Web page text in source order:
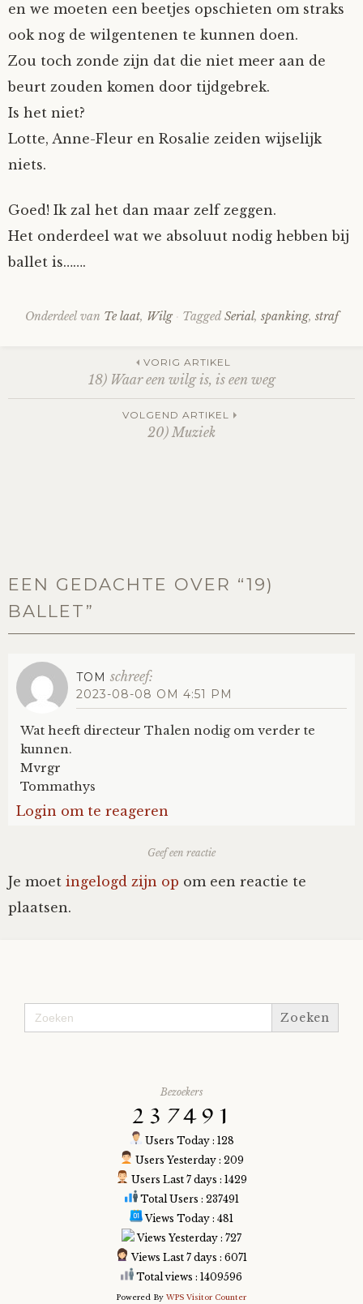
en we moeten een beetjes opschieten om straks
ook nog de wilgentenen te kunnen doen.
Zou toch zonde zijn dat die niet meer aan de
beurt zouden komen door tijdgebrek.
Is het niet?
Lotte, Anne-Fleur en Rosalie zeiden wijselijk
niets.
Goed! Ik zal het dan maar zelf zeggen.
Het onderdeel wat we absoluut nodig hebben bij
ballet is…….
Onderdeel van Te laat, Wilg Tagged Serial, spanking, straf
navigation
VORIG ARTIKEL
18) Waar een wilg is, is een weg
VOLGEND ARTIKEL
20) Muziek
EEN GEDACHTE OVER “19)
BALLET ”
TOM schreef:
2023-08-08 OM 4:51 PM
Wat heeft directeur Thalen nodig om verder te
kunnen.
Mvrgr
Tommathys
Login om te reageren
Geef een reactie
Je moet ingelogd zijn op om een reactie te
plaatsen.
Zoek
naar:
Bezoekers
Users Today : 128
Users Yesterday : 209
Users Last 7 days : 1429
Total Users : 237491
Views Today : 481
Views Yesterday : 727
Views Last 7 days : 6071
Total views : 1409596
Powered By WPS Visitor Counter